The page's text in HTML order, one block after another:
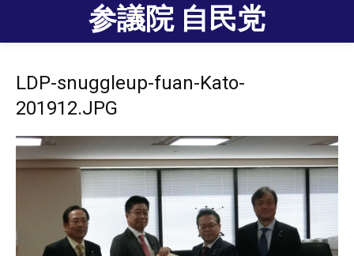
参議院 自民党
LDP-snuggleup-fuan-Kato-
201912.JPG